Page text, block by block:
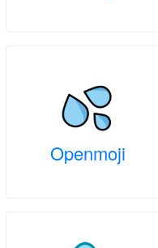
Openmoji